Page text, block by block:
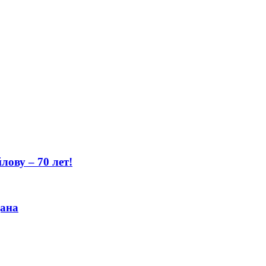
– 70 лет!